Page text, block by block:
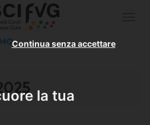
la tua
Continua senza accettare